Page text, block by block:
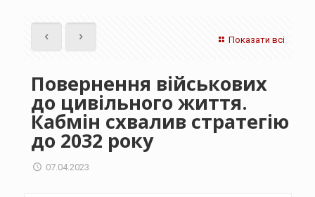
Показати всі
Повернення військових
до цивільного життя.
Кабмін схвалив стратегію
до 2032 року
07.04.2023